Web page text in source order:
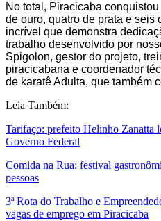
No total, Piracicaba
de ouro, quatro de prata e seis
incrível que demonstra
trabalho desenvolvido por
Spigolon, gestor do projeto,
piracicabana e coordenador
de karatê Adulta, que também
Leia Também:
Tarifaço: prefeito Helinho Zanatta
Governo Federal
Comida na Rua: festival
pessoas
3ª Rota do Trabalho e
vagas de emprego em Piracicaba